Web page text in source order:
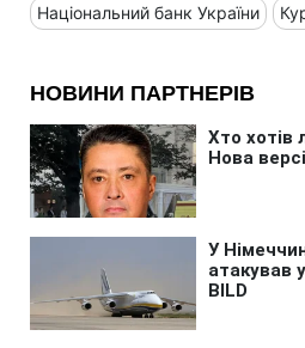
Національний банк України